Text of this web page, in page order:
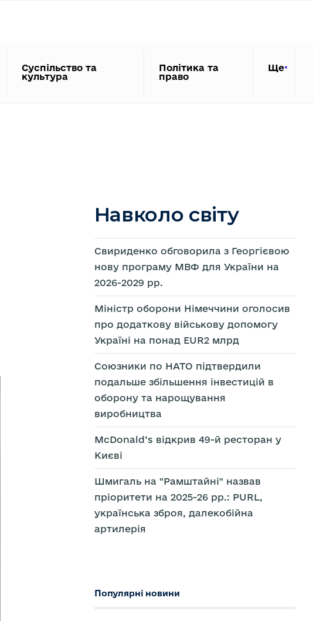
Суспільство та
культура
Політика та
право
Ще
Навколо світу
Свириденко обговорила з Георгієвою
нову програму МВФ для України на
2026-2029 рр.
Міністр оборони Німеччини оголосив
про додаткову військову допомогу
Україні на понад EUR2 млрд
Союзники по НАТО підтвердили
подальше збільшення інвестицій в
оборону та нарощування
виробництва
McDonald’s відкрив 49-й ресторан у
Києві
Шмигаль на "Рамштайні" назвав
пріоритети на 2025-26 рр.: PURL,
українська зброя, далекобійна
артилерія
Популярні новини